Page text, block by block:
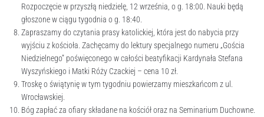
Rozpoczęcie w przyszłą niedzielę, 12 września, o g. 18:00. Nauki będą
głoszone w ciągu tygodnia o g. 18:40.
Zapraszamy do czytania prasy katolickiej, która jest do nabycia przy
wyjściu z kościoła. Zachęcamy do lektury specjalnego numeru „Gościa
Niedzielnego” poświęconego w całości beatyfikacji Kardynała Stefana
Wyszyńskiego i Matki Róży Czackiej – cena 10 zł.
Troskę o świątynię w tym tygodniu powierzamy mieszkańcom z ul.
Wrocławskiej.
Bóg zapłać za ofiary składane na kościół oraz na Seminarium Duchowne.